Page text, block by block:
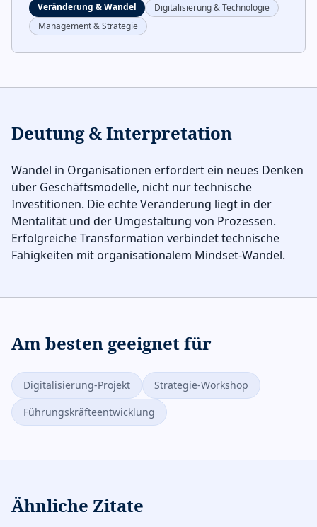
Veränderung & Wandel
Digitalisierung & Technologie
Management & Strategie
Deutung & Interpretation
Wandel in Organisationen erfordert ein neues Denken
über Geschäftsmodelle, nicht nur technische
Investitionen. Die echte Veränderung liegt in der
Mentalität und der Umgestaltung von Prozessen.
Erfolgreiche Transformation verbindet technische
Fähigkeiten mit organisationalem Mindset-Wandel.
Am besten geeignet für
Digitalisierung-Projekt
Strategie-Workshop
Führungskräfteentwicklung
Ähnliche Zitate